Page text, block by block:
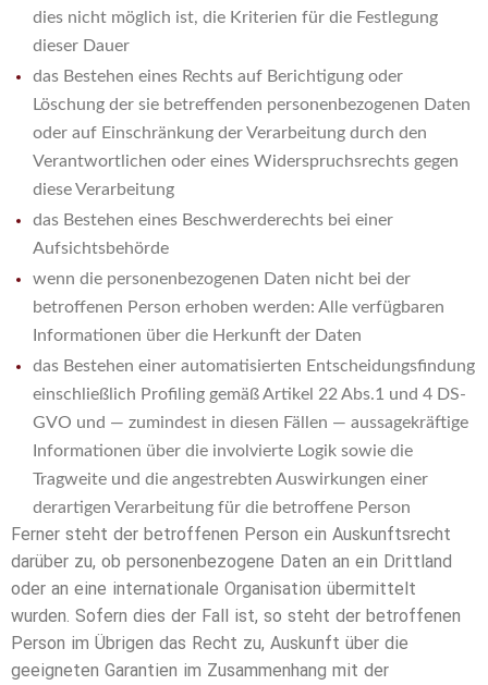
dies nicht möglich ist, die Kriterien für die Festlegung
dieser Dauer
das Bestehen eines Rechts auf Berichtigung oder
Löschung der sie betreffenden personenbezogenen Daten
oder auf Einschränkung der Verarbeitung durch den
Verantwortlichen oder eines Widerspruchsrechts gegen
diese Verarbeitung
das Bestehen eines Beschwerderechts bei einer
Aufsichtsbehörde
wenn die personenbezogenen Daten nicht bei der
betroffenen Person erhoben werden: Alle verfügbaren
Informationen über die Herkunft der Daten
das Bestehen einer automatisierten Entscheidungsfindung
einschließlich Profiling gemäß Artikel 22 Abs.1 und 4 DS-
GVO und — zumindest in diesen Fällen — aussagekräftige
Informationen über die involvierte Logik sowie die
Tragweite und die angestrebten Auswirkungen einer
derartigen Verarbeitung für die betroffene Person
Ferner steht der betroffenen Person ein Auskunftsrecht
darüber zu, ob personenbezogene Daten an ein Drittland
oder an eine internationale Organisation übermittelt
wurden. Sofern dies der Fall ist, so steht der betroffenen
Person im Übrigen das Recht zu, Auskunft über die
geeigneten Garantien im Zusammenhang mit der